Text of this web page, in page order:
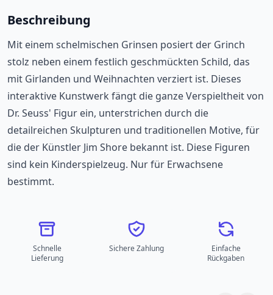
Beschreibung
Mit einem schelmischen Grinsen posiert der Grinch
stolz neben einem festlich geschmückten Schild, das
mit Girlanden und Weihnachten verziert ist. Dieses
interaktive Kunstwerk fängt die ganze Verspieltheit von
Dr. Seuss' Figur ein, unterstrichen durch die
detailreichen Skulpturen und traditionellen Motive, für
die der Künstler Jim Shore bekannt ist. Diese Figuren
sind kein Kinderspielzeug. Nur für Erwachsene
bestimmt.
Schnelle
Lieferung
Sichere Zahlung
Einfache
Rückgaben